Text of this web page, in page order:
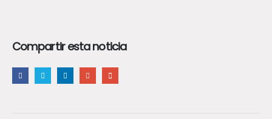
Compartir esta noticia